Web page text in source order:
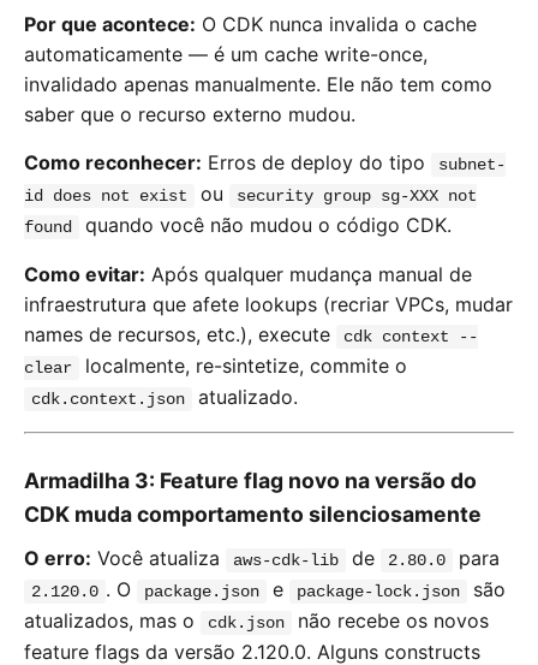
Por que acontece: O CDK nunca invalida o cache
automaticamente — é um cache write-once,
invalidado apenas manualmente. Ele não tem como
saber que o recurso externo mudou.
Como reconhecer: Erros de deploy do tipo
subnet-
id does not exist
ou
security group sg-XXX not
found
quando você não mudou o código CDK.
Como evitar: Após qualquer mudança manual de
infraestrutura que afete lookups (recriar VPCs, mudar
names de recursos, etc.), execute
cdk context --
clear
localmente, re-sintetize, commite o
cdk.context.json atualizado.
Armadilha 3: Feature flag novo na versão do
CDK muda comportamento silenciosamente
O erro: Você atualiza aws-cdk-lib de 2.80.0 para
2.120.0 . O package.json e package-lock.json
são
atualizados, mas o
cdk.json
não recebe os novos
feature flags da versão 2.120.0. Alguns constructs